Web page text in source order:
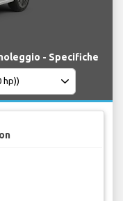
- Specifiche